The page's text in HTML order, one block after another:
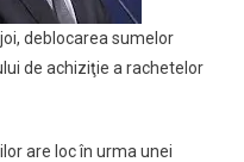
deblocarea sumelor
de achiziţie a rachetelor
are loc în urma unei